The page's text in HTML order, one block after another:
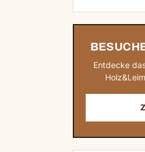
Entdecke